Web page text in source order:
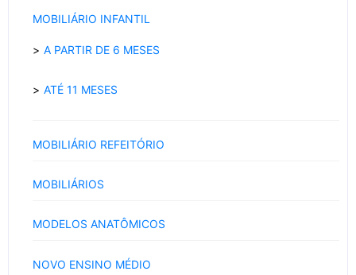
MOBILIÁRIO INFANTIL
A PARTIR DE 6 MESES
ATÉ 11 MESES
MOBILIÁRIO REFEITÓRIO
MOBILIÁRIOS
MODELOS ANATÔMICOS
NOVO ENSINO MÉDIO